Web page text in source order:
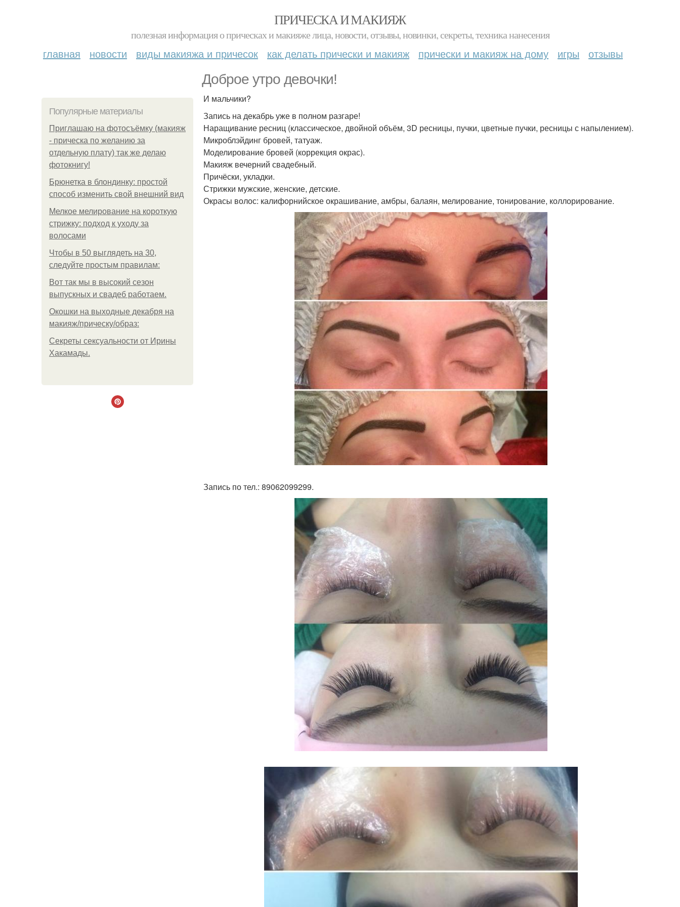
ПРИЧЕСКА И МАКИЯЖ
полезная информация о прическах и макияже лица, новости, отзывы, новинки, секреты, техника нанесения
главная новости виды макияжа и причесок как делать прически и макияж прически и макияж на дому игры отзывы
Доброе утро девочки!
Популярные материалы
Приглашаю на фотосъёмку (макияж
- прическа по желанию за
отдельную плату) так же делаю
фотокнигу!
Брюнетка в блондинку: простой
способ изменить свой внешний вид
Мелкое мелирование на короткую
стрижку: подход к уходу за
волосами
Чтобы в 50 выглядеть на 30,
следуйте простым правилам:
Вот так мы в высокий сезон
выпускных и свадеб работаем.
Окошки на выходные декабря на
макияж/прическу/образ:
Секреты сексуальности от Ирины
Хакамады.
И мальчики?
Запись на декабрь уже в полном разгаре!
Наращивание ресниц (классическое, двойной объём, 3D ресницы, пучки, цветные пучки, ресницы с напылением).
Микроблэйдинг бровей, татуаж.
Моделирование бровей (коррекция окрас).
Макияж вечерний свадебный.
Причёски, укладки.
Стрижки мужские, женские, детские.
Окрасы волос: калифорнийское окрашивание, амбры, балаян, мелирование, тонирование, коллорирование.
Запись по тел.: 89062099299.